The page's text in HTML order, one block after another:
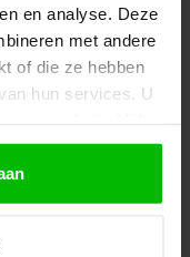
en analyse. Deze
met andere
of die ze hebben
hun services. U
voldaan is.